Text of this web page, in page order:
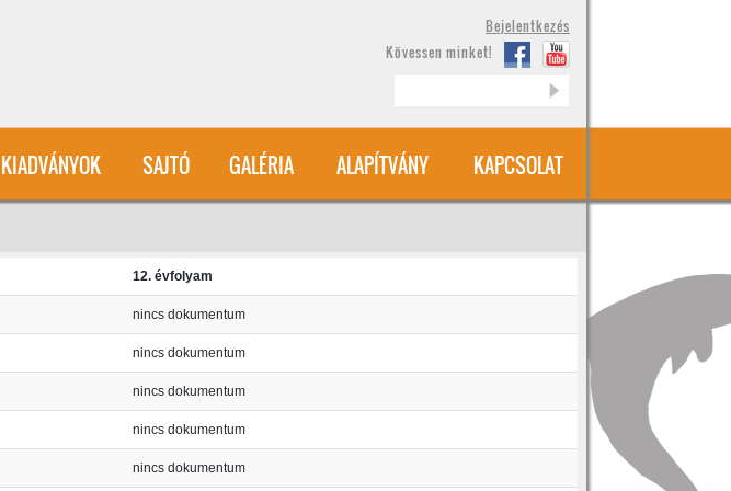
Bejelentkezés
Kövessen minket!
KIADVÁNYOK SAJTÓ GALÉRIA ALAPÍTVÁNY KAPCSOLAT
12. évfolyam
nincs dokumentum
nincs dokumentum
nincs dokumentum
nincs dokumentum
nincs dokumentum